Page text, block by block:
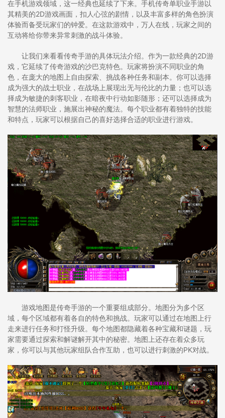
在手机游戏领域，这一经典也延续了下来。手机传奇单职业手游以
其精美的2D游戏画面，扣人心弦的剧情，以及丰富多样的角色扮演
体验而备受玩家们的钟爱。在这款游戏中，万人在线，玩家之间的
互动将给你带来异常刺激的战斗体验。
让我们来看看传奇手游的具体玩法介绍。作为一款经典的2D游
戏，它延续了传奇游戏的沙巴克特色。玩家将扮演不同职业的角
色，在庞大的地图上自由探索、挑战各种任务和副本。你可以选择
成为强大的战士职业，在战场上展现出无与伦比的力量；也可以选
择成为敏捷的刺客职业，在暗夜中行动如影随形；还可以选择成为
智慧的法师职业，施展出神秘的魔法。每个职业都有着独特的技能
和特点，玩家可以根据自己的喜好选择合适的职业进行游戏。
游戏地图是传奇手游的一个重要组成部分。地图分为多个区
域，每个区域都有着各自的特色和挑战。玩家可以通过在地图上行
走来进行任务和打怪升级。每个地图都隐藏着各种宝藏和谜题，玩
家需要通过探索和解谜解开其中的秘密。地图上还存在着众多玩
家，你可以与其他玩家组队合作互助，也可以进行刺激的PK对战。